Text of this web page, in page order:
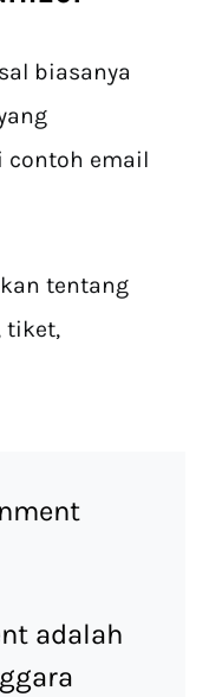
biasanya
contoh email
tentang
tiket,
adalah